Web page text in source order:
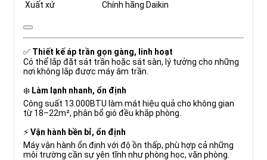
Xuất xứ Chính hãng Daikin
✅ Thiết kế áp trần gọn gàng, linh hoạt
Có thể lắp đặt sát trần hoặc sát sàn, lý tưởng cho những
nơi không lắp được máy âm trần.
❄️ Làm lạnh nhanh, ổn định
Công suất 13.000BTU làm mát hiệu quả cho không gian
từ 18–22m², phân bổ gió đều khắp phòng.
⚡Vận hành bền bỉ, ổn định
Máy vận hành ổn định với độ ồn thấp, phù hợp cả những
môi trường cần sự yên tĩnh như phòng học, văn phòng.